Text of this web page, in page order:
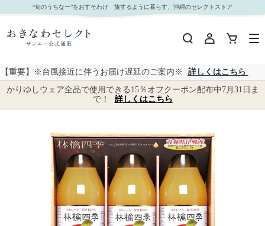
□【 9057 】◇ オリジナル 青森県津軽産りんごジュース１００％ギフト｜おきなわセレクト サ
ンエー公式通販
“旬のうちなー”をおすそわけ 旅するように暮らす、沖縄のセレクトストア
【重要】※台風接近に伴うお届け遅延のご案内※
詳しくはこちら
かりゆしウェア全品で使用できる15％オフクーポン配布中7月31日ま
で！
詳しくはこちら